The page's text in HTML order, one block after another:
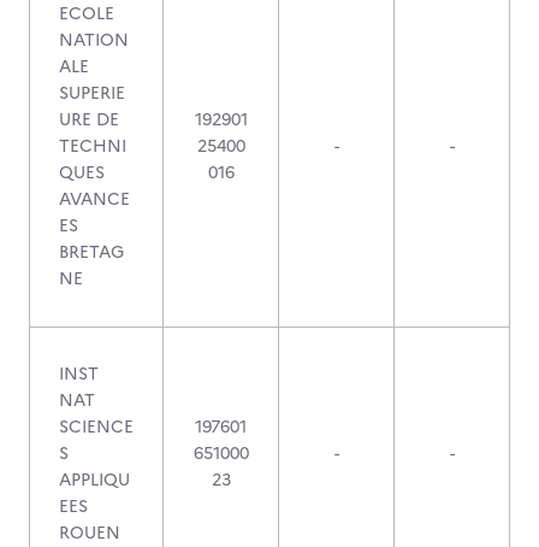
ECOLE
NATION
ALE
SUPERIE
URE DE
TECHNI
QUES
AVANCE
ES
BRETAG
NE
192901
25400
016
- -
INST
NAT
SCIENCE
S
APPLIQU
EES
ROUEN
197601
651000
23
- -